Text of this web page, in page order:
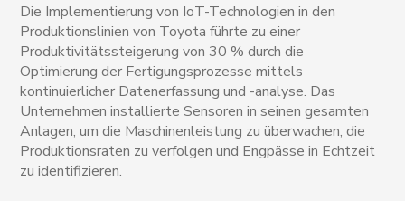
Die Implementierung von IoT-Technologien in den
Produktionslinien von Toyota führte zu einer
Produktivitätssteigerung von 30 % durch die
Optimierung der Fertigungsprozesse mittels
kontinuierlicher Datenerfassung und -analyse. Das
Unternehmen installierte Sensoren in seinen gesamten
Anlagen, um die Maschinenleistung zu überwachen, die
Produktionsraten zu verfolgen und Engpässe in Echtzeit
zu identifizieren.